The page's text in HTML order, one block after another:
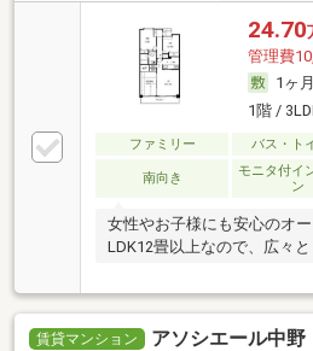
24.70
管理費
1ヶ月
1階 /
ファミリー バス・ト
南向き
モニタ付イ
ン
女性やお子様にも安心のオ
LDK12畳以上なので、広々
賃貸マンション アソシエール中